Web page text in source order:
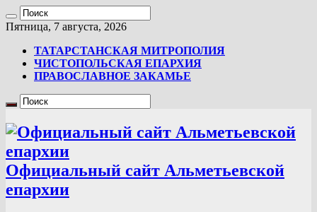
Пятница, 7 августа, 2026
ТАТАРСТАНСКАЯ МИТРОПОЛИЯ
ЧИСТОПОЛЬСКАЯ ЕПАРХИЯ
ПРАВОСЛАВНОЕ ЗАКАМЬЕ
Официальный сайт Альметьевской
епархии